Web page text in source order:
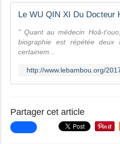
Le WU QIN XI Du Docteur
" Quant au médecin Hoâ-
biographie est répétée
certainem...
http://www.lebambou.org/
Partager cet article